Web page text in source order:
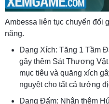
Ambessa liên tục chuyển đổi
năng.
Dạng Xích: Tăng 1 Tầm
gây thêm Sát Thương
mục tiêu và quăng xích
nguyệt cho tất cả tướng
Dạng Đấm: Nhận thêm